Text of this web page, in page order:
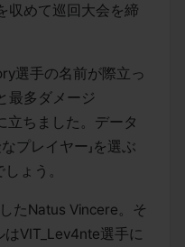
収めて巡回大会を締
選手の名前が際立っ
最多ダメージ
立ちました。データ
プレイヤー」を選ぶ
ょう。
たNatus Vincere。そ
VIT_Lev4nte選手に